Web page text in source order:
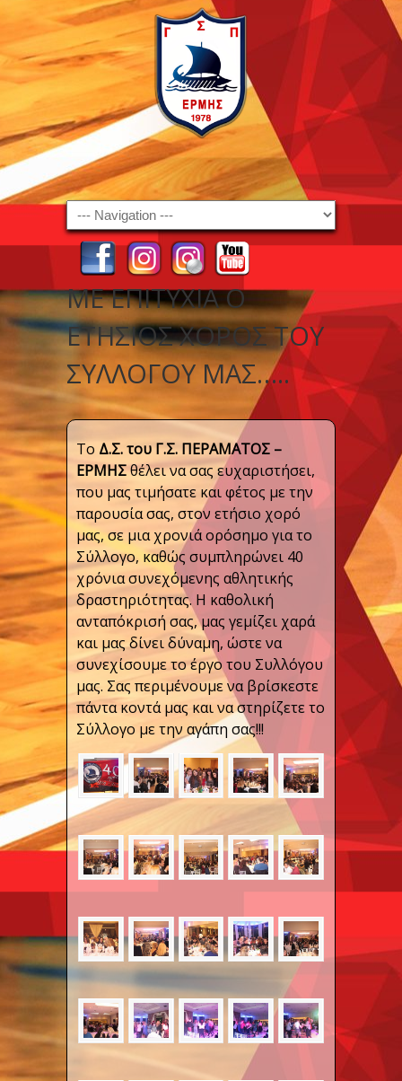
Navigation
ΜΕ ΕΠΙΤΥΧΊΑ Ο
ΕΤΉΣΙΟΣ ΧΟΡΌΣ ΤΟΥ
ΣΥΛΛΌΓΟΥ ΜΑΣ…..
Το Δ.Σ. του Γ.Σ. ΠΕΡΑΜΑΤΟΣ –
ΕΡΜΗΣθέλει να σας ευχαριστήσει,
που μας τιμήσατε και φέτος με την
παρουσία σας, στον ετήσιο χορό
μας, σε μια χρονιά ορόσημο για το
Σύλλογο, καθώς συμπληρώνει 40
χρόνια συνεχόμενης αθλητικής
δραστηριότητας. Η καθολική
ανταπόκρισή σας, μας γεμίζει χαρά
και μας δίνει δύναμη, ώστε να
συνεχίσουμε το έργο του Συλλόγου
μας. Σας περιμένουμε να βρίσκεστε
πάντα κοντά μας και να στηρίζετε το
Σύλλογο με την αγάπη σας!!!